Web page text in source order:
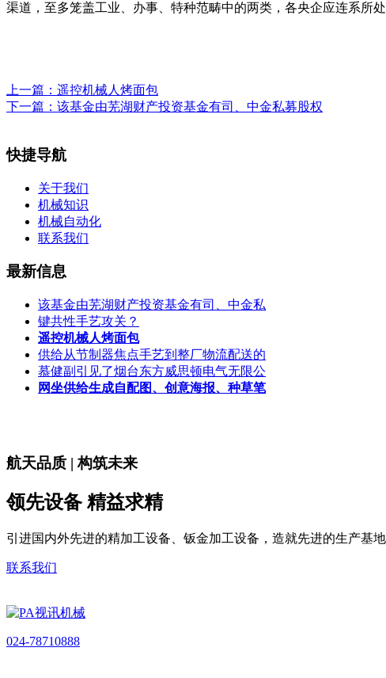
渠道，至多笼盖工业、办事、特种范畴中的两类，各央企应连系所
上一篇： 遥控机械人烤面包
下一篇： 该基金由芜湖财产投资基金有司、中金私募股权
快捷导航
关于我们
机械知识
机械自动化
联系我们
最新信息
该基金由芜湖财产投资基金有司、中金私
键共性手艺攻关？
遥控机械人烤面包
供给从节制器焦点手艺到整厂物流配送的
慕健副引见了烟台东方威思顿电气无限公
网坐供给生成自配图、创意海报、种草笔
航天品质 | 构筑未来
领先设备 精益求精
引进国内外先进的精加工设备、钣金加工设备，造就先进的生产基
联系我们
024-78710888